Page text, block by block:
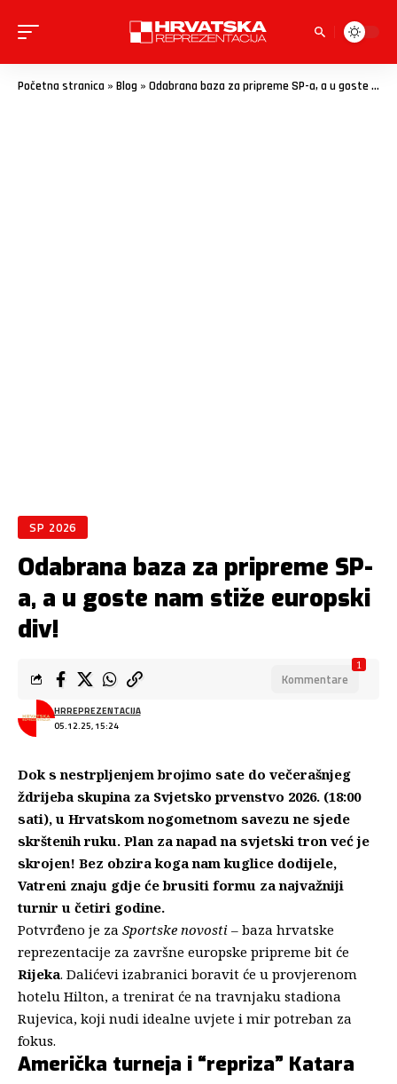
Početna stranica » Blog » Odabrana baza za pripreme SP-a, a u goste nam stiže europski div!
SP 2026
Odabrana baza za pripreme SP-
a, a u goste nam stiže europski
div!
05.12.25, 15:24
HRREPREZENTACIJA
Kommentare
1
Dok s nestrpljenjem brojimo sate do večerašnjeg
ždrijeba skupina za Svjetsko prvenstvo 2026. (18:00
sati), u Hrvatskom nogometnom savezu ne sjede
skrštenih ruku. Plan za napad na svjetski tron već je
skrojen! Bez obzira koga nam kuglice dodijele,
Vatreni znaju gdje će brusiti formu za najvažniji
turnir u četiri godine.
Potvrđeno je za Sportske novosti – baza hrvatske
reprezentacije za završne europske pripreme bit će
Rijeka. Dalićevi izabranici boravit će u provjerenom
hotelu Hilton, a trenirat će na travnjaku stadiona
Rujevica, koji nudi idealne uvjete i mir potreban za
fokus.
Američka turneja i “repriza” Katara